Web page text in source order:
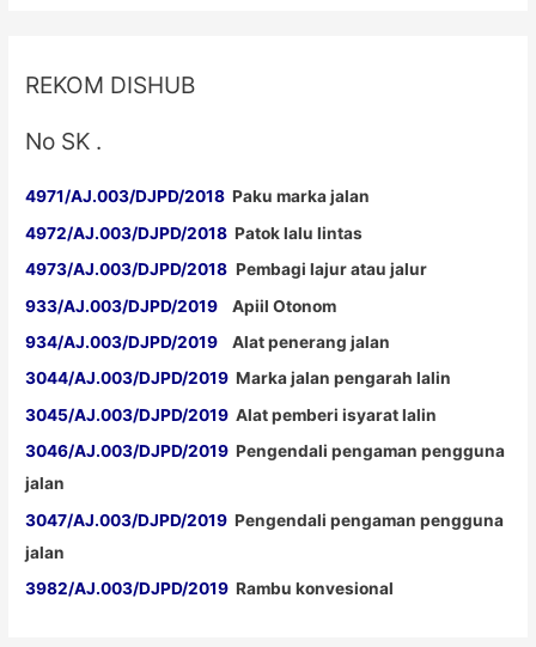
REKOM DISHUB
No SK .
4971/AJ.003/DJPD/2018 Paku marka jalan
4972/AJ.003/DJPD/2018 Patok lalu lintas
4973/AJ.003/DJPD/2018 Pembagi lajur atau jalur
933/AJ.003/DJPD/2019 Apiil Otonom
934/AJ.003/DJPD/2019 Alat penerang jalan
3044/AJ.003/DJPD/2019 Marka jalan pengarah lalin
3045/AJ.003/DJPD/2019 Alat pemberi isyarat lalin
3046/AJ.003/DJPD/2019 Pengendali pengaman pengguna
jalan
3047/AJ.003/DJPD/2019 Pengendali pengaman pengguna
jalan
3982/AJ.003/DJPD/2019 Rambu konvesional